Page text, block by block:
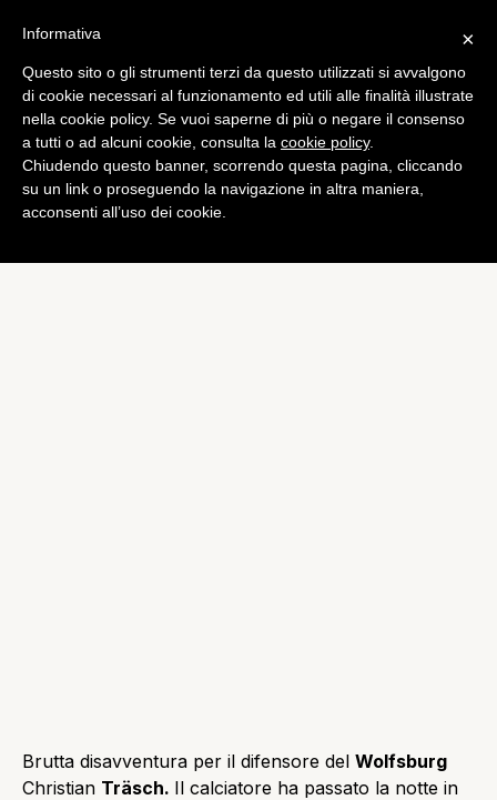
Bundesliga
Wolfsburg, brutta botta e
tanta paura per Träsch in
amichevole
diAlessandro Moretti
Brutta disavventura per il difensore del Wolfsburg
Christian Träsch. Il calciatore ha passato la notte in
×
Informativa
Questo sito o gli strumenti terzi da questo utilizzati si avvalgono
di cookie necessari al funzionamento ed utili alle finalità illustrate
nella cookie policy. Se vuoi saperne di più o negare il consenso
a tutti o ad alcuni cookie, consulta la cookie policy.
Chiudendo questo banner, scorrendo questa pagina, cliccando
su un link o proseguendo la navigazione in altra maniera,
acconsenti all’uso dei cookie.